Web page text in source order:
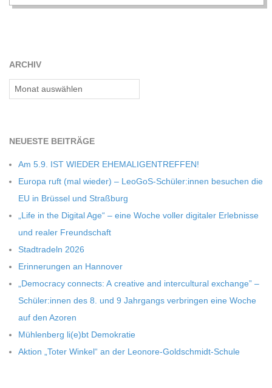
S
C
H
L
E
ARCHIV
Archiv
NEU­ESTE BEITRÄGE
Am 5.9. IST WIEDER EHEMALIGENTREFFEN!
Europa ruft (mal wie­der) – LeoGoS-Schüler:innen besu­chen die
EU in Brüs­sel und Straßburg
„Life in the Digi­tal Age“ – eine Woche vol­ler digi­ta­ler Erleb­nisse
und rea­ler Freundschaft
Stadt­ra­deln 2026
Erin­ne­run­gen an Hannover
„Demo­cracy con­nects: A crea­tive and inter­cul­tu­ral exch­ange” –
Schüler:innen des 8. und 9 Jahr­gangs ver­brin­gen eine Woche
auf den Azoren
Müh­len­berg li(e)bt Demokratie
Aktion „Toter Win­kel“ an der Leonore-Goldschmidt-Schule